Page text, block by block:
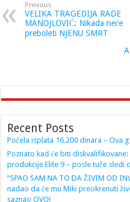
Previous
VELIKA TRAGEDIJA RADE
MANOJLOVIĆ: Nikada neće
preboleti NJENU SMRT
Recent Posts
Počela isplata 16.200 dinara – Ova
Poznato kad će biti
produkcije Elite 9 – posle tuče sledi
“SPAO SAM NA TO DA ŽIVIM OD
nadao da će mu Miki preokrenuti
saznao OVO!